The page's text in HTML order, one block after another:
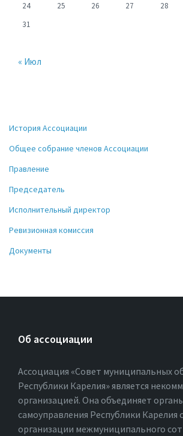
24
25 26 27 28
31
« Июл
История Ассоциации
Общее собрание членов Ассоциации
Правление
Председатель
Исполнительный директор
Ревизионная комиссия
Документы
Об ассоциации
Ассоциация «Совет муниципальных
Республики Карелия» является
организацией. Она объединяет
самоуправления Республики Карелия
организации межмуниципального